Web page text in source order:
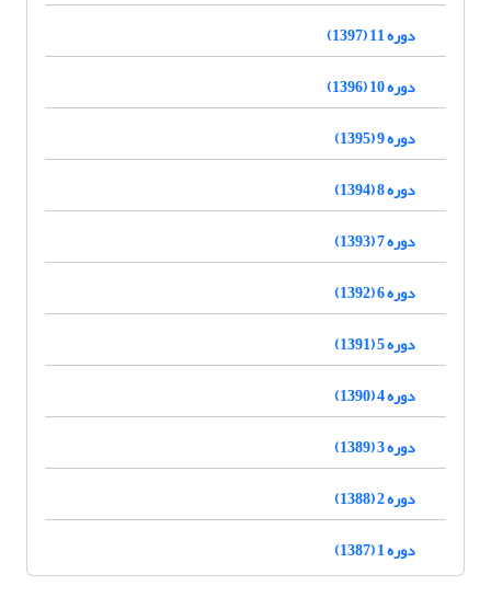
دوره 11 (1397)
دوره 10 (1396)
دوره 9 (1395)
دوره 8 (1394)
دوره 7 (1393)
دوره 6 (1392)
دوره 5 (1391)
دوره 4 (1390)
دوره 3 (1389)
دوره 2 (1388)
دوره 1 (1387)